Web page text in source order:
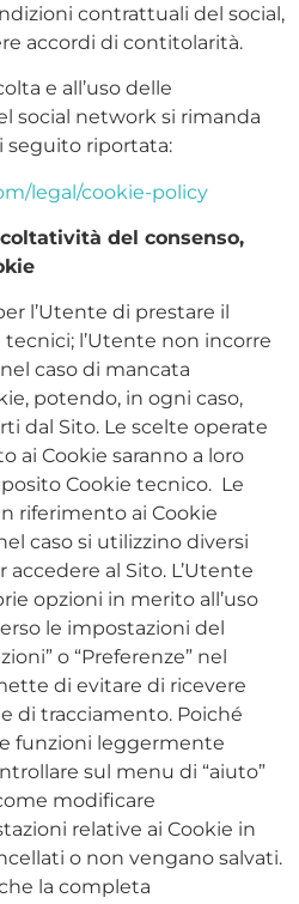
contrattuali del social,
accordi di contitolarità.
e all’uso delle
social network si rimanda
seguito riportata:
legal/cookie-policy
del consenso,
l’Utente di prestare il
l’Utente non incorre
caso di mancata
potendo, in ogni caso,
dal Sito. Le scelte operate
ai Cookie saranno a loro
Cookie tecnico. Le
riferimento ai Cookie
caso si utilizzino diversi
al Sito. L’Utente
opzioni in merito all’uso
le impostazioni del
o “Preferenze” nel
di evitare di ricevere
di tracciamento. Poiché
funzioni leggermente
sul menu di “aiuto”
modificare
relative ai Cookie in
o non vengano salvati.
la completa